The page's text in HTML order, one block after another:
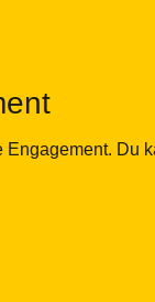
Engagement.